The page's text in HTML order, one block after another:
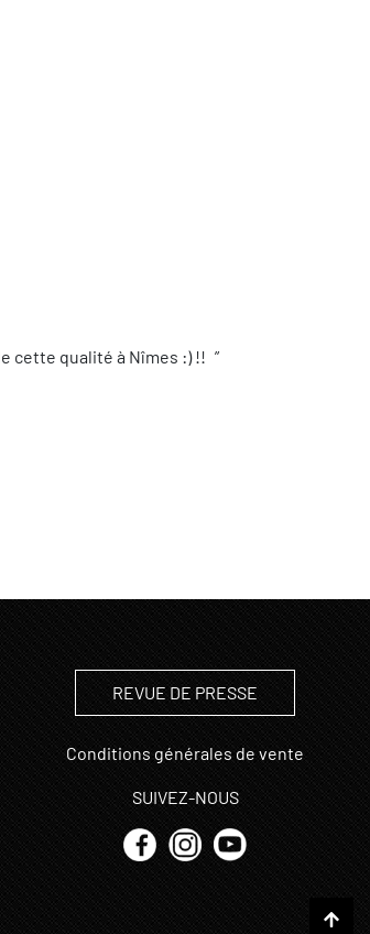
cette qualité à Nîmes :) !!
REVUE DE PRESSE
Conditions générales de vente
SUIVEZ-NOUS